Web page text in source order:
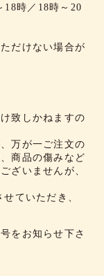
18時／18時～20
だけない場合が
致しかねますの
万が一ご注文の
商品の傷みなど
ざいませんが、
ていただき、
をお知らせ下さ